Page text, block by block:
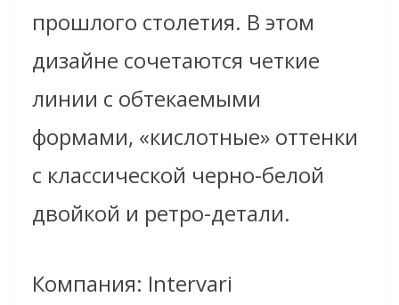
прошлого столетия. В этом
дизайне сочетаются четкие
линии с обтекаемыми
формами, «кислотные» оттенки
с классической черно-белой
двойкой и ретро-детали.
Компания: Intervari